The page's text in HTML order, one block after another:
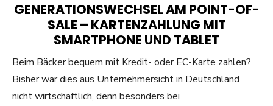
GENERATIONSWECHSEL AM POINT-OF-
SALE – KARTENZAHLUNG MIT
SMARTPHONE UND TABLET
Beim Bäcker bequem mit Kredit- oder EC-Karte zahlen?
Bisher war dies aus Unternehmersicht in Deutschland
nicht wirtschaftlich, denn besonders bei